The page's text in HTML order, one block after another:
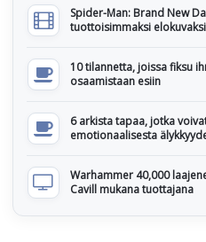
Spider-Man: Brand New
tuottoisimmaksi
10 tilannetta, joissa fiksu
osaamistaan esiin
6 arkista tapaa, jotka
emotionaalisesta
Warhammer 40,000
Cavill mukana tuottajana